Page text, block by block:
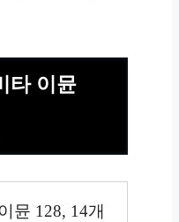
타 이뮨
뮨 128, 14개